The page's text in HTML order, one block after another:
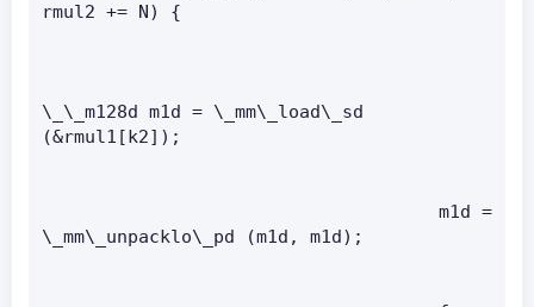
rmul2 += N) {
\_\_m128d m1d = \_mm\_load\_sd
(&rmul1[k2]);
\_mm\_unpacklo\_pd (m1d, m1d);